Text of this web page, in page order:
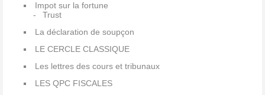
Impot sur la fortune
Trust
La déclaration de soupçon
LE CERCLE CLASSIQUE
Les lettres des cours et tribunaux
LES QPC FISCALES